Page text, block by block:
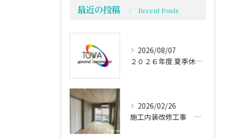
最近の投稿 Recent Posts
2026/08/07
２０２６年度 夏季休業のお知らせ
2026/02/26
施工内装改修工事 施工事例03